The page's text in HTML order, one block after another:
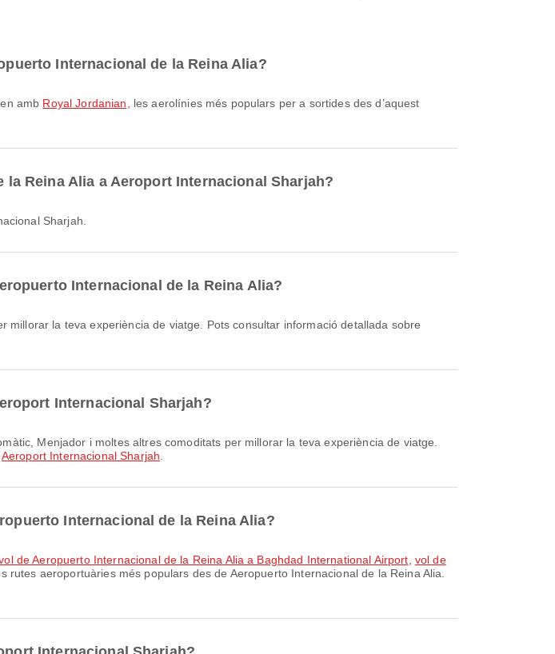
Internacional de la Reina Alia?
amb Royal Jordanian , les aerolínies més populars per a sortides des d’aquest
Reina Alia a Aeroport Internacional Sharjah?
Sharjah.
Internacional de la Reina Alia?
Internacional Sharjah?
Aeroport Internacional Sharjah
Internacional de la Reina Alia?
de Aeropuerto Internacional de la Reina Alia a Baghdad International Airport vol de
rutes aeroportuàries més populars des de Aeropuerto Internacional de la Reina Alia.